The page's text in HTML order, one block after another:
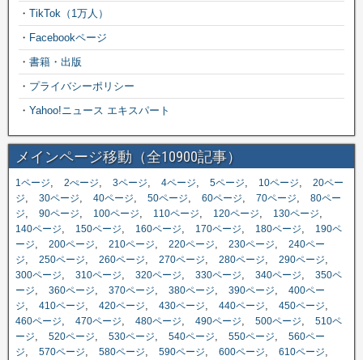
・ TikTok（1万人）
・ Facebookページ
・ 書籍・出版
・ プライバシーポリシー
・ Yahoo!ニュース エキスパート
メインページ移動（全10900記事）
1ページ, 2ぺージ, 3ページ, 4ページ, 5ページ, 10ページ, 20ペー
ジ, 30ページ, 40ページ, 50ページ, 60ページ, 70ページ, 80ペー
ジ, 90ページ, 100ページ, 110ページ, 120ページ, 130ページ,
140ページ, 150ページ, 160ページ, 170ページ, 180ページ,
190ペ
ージ, 200ページ, 210ページ, 220ページ, 230ページ, 240ペー
ジ, 250ページ, 260ページ, 270ページ, 280ページ, 290ページ,
300ページ, 310ページ, 320ページ, 330ページ, 340ページ, 350ペ
ージ, 360ページ, 370ページ, 380ページ, 390ページ, 400ペー
ジ, 410ページ, 420ページ, 430ページ, 440ページ, 450ページ,
460ページ, 470ページ, 480ページ, 490ページ, 500ページ, 510ペ
ージ, 520ページ, 530ページ, 540ページ, 550ページ, 560ペー
ジ, 570ページ, 580ページ, 590ページ, 600ページ, 610ページ,